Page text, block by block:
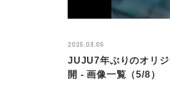
2025.03.05
JUJU7年ぶりのオリ
開 - 画像一覧（5/8）